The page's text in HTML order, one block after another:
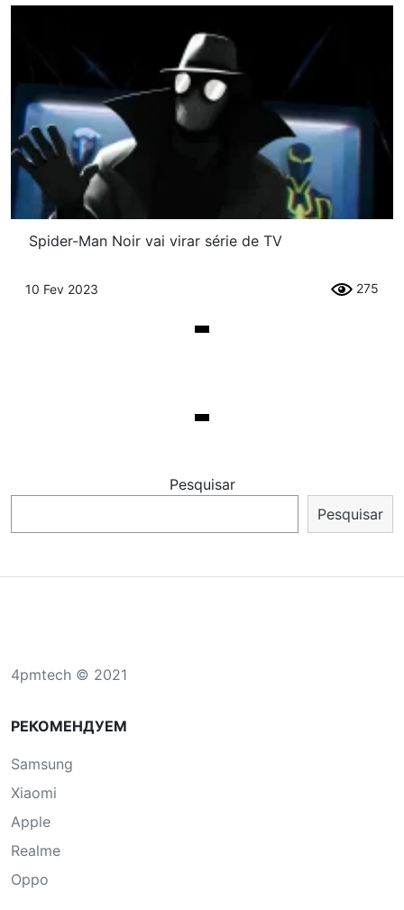
Spider-Man Noir vai virar série de TV
10 Fev 2023 275
Pesquisar
Pesquisar
4pmtech © 2021
РЕКОМЕНДУЕМ
Samsung
Xiaomi
Apple
Realme
Oppo